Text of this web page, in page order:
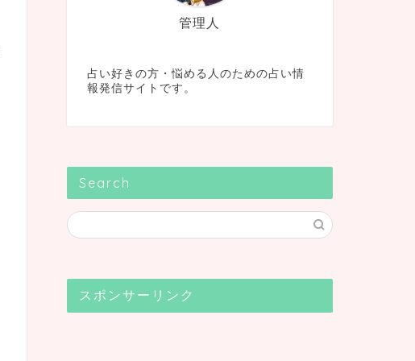
管理人
占い好きの方・悩める人のための占い情
報発信サイトです。
Search
スポンサーリンク